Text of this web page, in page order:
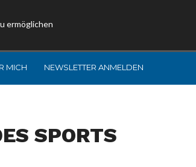
ermöglichen
MICH NEWSLETTER ANMELDEN
SPORTS